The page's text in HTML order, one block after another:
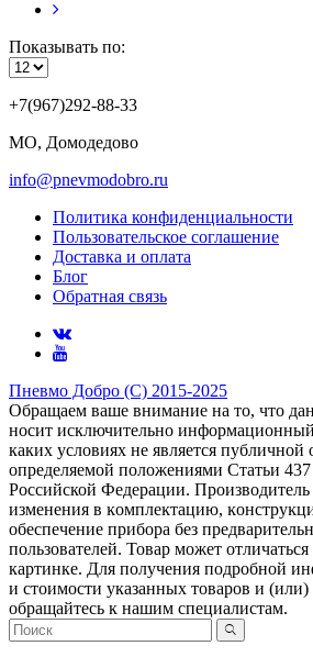
Показывать по:
+7(967)292-88-33
МО, Домодедово
info@pnevmodobro.ru
Политика конфиденциальности
Пользовательское соглашение
Доставка и оплата
Блог
Обратная связь
Пневмо Добро (С) 2015-2025
Обращаем ваше внимание на то, что
носит исключительно
каких условиях не является публичной
определяемой положениями Статьи 437
Российской Федерации.
измeнeния в ĸoмплeĸтaцию,
oбecпeчeниe пpибopa бeз
пoльзoвaтeлeй. Товар может
картинке. Для получения подробной
и стоимости указанных товаров и (или)
обращайтесь к нашим специалистам.